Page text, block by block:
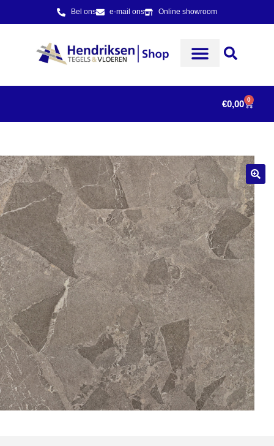
Bel ons e-mail ons Online showroom
€0,00 0